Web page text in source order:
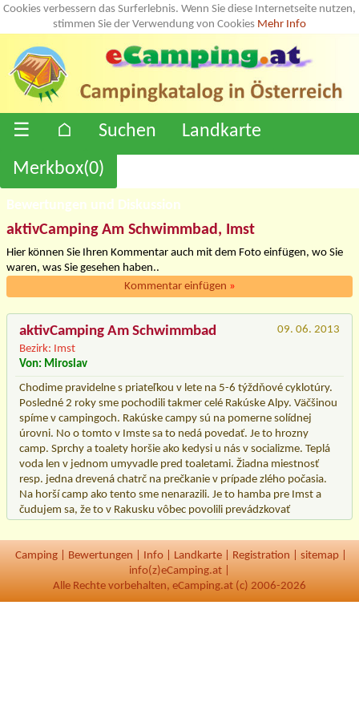
Cookies verbessern das Surferlebnis. Wenn Sie diese Internetseite nutzen,
stimmen Sie der Verwendung von Cookies Mehr Info
☰ ⌂ Suchen
Landkarte
Merkbox(0)
Bewertungen und Diskussion
aktivCamping Am Schwimmbad, Imst
Hier können Sie Ihren Kommentar auch mit dem Foto einfügen, wo Sie
waren, was Sie gesehen haben..
Kommentar einfügen »
aktivCamping Am Schwimmbad
Bezirk: Imst
09. 06. 2013
Von: Miroslav
Chodime pravidelne s priateľkou v lete na 5-6 týždňové cyklotúry.
Posledné 2 roky sme pochodili takmer celé Rakúske Alpy. Väčšinou
spíme v campingoch. Rakúske campy sú na pomerne solídnej
úrovni. No o tomto v Imste sa to nedá povedať. Je to hrozny
camp. Sprchy a toalety horšie ako kedysi u nás v socializme. Teplá
voda len v jednom umyvadle pred toaletami. Žiadna miestnosť
resp. jedna drevená chatrč na prečkanie v prípade zlého počasia.
Na horší camp ako tento sme nenarazili. Je to hamba pre Imst a
čudujem sa, že to v Rakusku vôbec povolili prevádzkovať
Camping Bewertungen Info Landkarte Registration sitemap
info(z)eCamping.at |
Alle Rechte vorbehalten, eCamping.at (c) 2006-2026